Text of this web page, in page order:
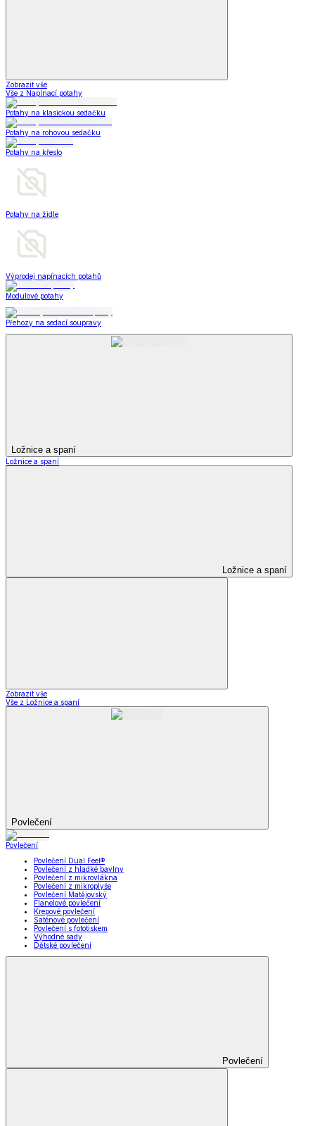
Zobrazit vše
Vše z Napínací potahy
Potahy na klasickou sedačku
Potahy na rohovou sedačku
Potahy na křeslo
Potahy na židle
Výprodej napínacích potahů
Modulové potahy
Přehozy na sedací soupravy
Ložnice a spaní
Ložnice a spaní
Ložnice a spaní
Zobrazit vše
Vše z Ložnice a spaní
Povlečení
Povlečení
Povlečení Dual Feel®
Povlečení z hladké bavlny
Povlečení z mikrovlákna
Povlečení z mikroplyše
Povlečení Matějovský
Flanelové povlečení
Krepové povlečení
Saténové povlečení
Povlečení s fototiskem
Výhodné sady
Dětské povlečení
Povlečení